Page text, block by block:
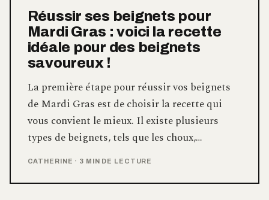
Réussir ses beignets pour
Mardi Gras : voici la recette
idéale pour des beignets
savoureux !
La première étape pour réussir vos beignets
de Mardi Gras est de choisir la recette qui
vous convient le mieux. Il existe plusieurs
types de beignets, tels que les choux,…
CATHERINE · 3 MIN DE LECTURE